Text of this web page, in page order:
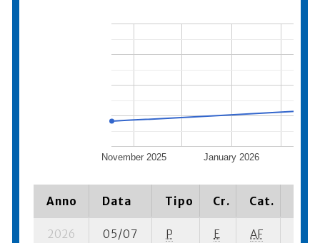
November 2025 January 2026
Anno Data Tipo Cr. Cat.
2026 05/07 P E AF